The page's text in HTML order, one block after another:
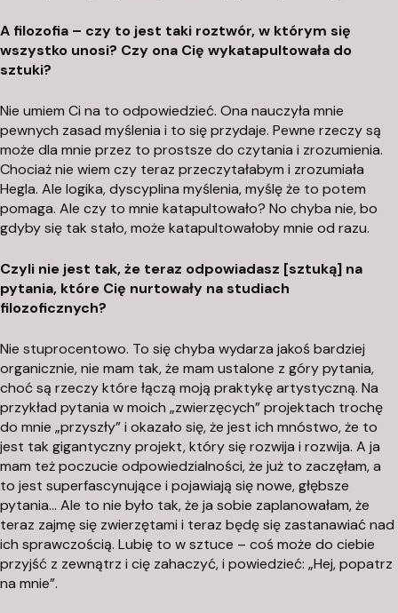
A filozofia – czy to jest taki roztwór, w którym się
wszystko unosi? Czy ona Cię wykatapultowała do
sztuki?
Nie umiem Ci na to odpowiedzieć. Ona nauczyła mnie
pewnych zasad myślenia i to się przydaje. Pewne rzeczy są
może dla mnie przez to prostsze do czytania i zrozumienia.
Chociaż nie wiem czy teraz przeczytałabym i zrozumiała
Hegla. Ale logika, dyscyplina myślenia, myślę że to potem
pomaga. Ale czy to mnie katapultowało? No chyba nie, bo
gdyby się tak stało, może katapultowałoby mnie od razu.
Czyli nie jest tak, że teraz odpowiadasz [sztuką] na
pytania, które Cię nurtowały na studiach
filozoficznych?
Nie stuprocentowo. To się chyba wydarza jakoś bardziej
organicznie, nie mam tak, że mam ustalone z góry pytania,
choć są rzeczy które łączą moją praktykę artystyczną. Na
przykład pytania w moich „zwierzęcych” projektach trochę
do mnie „przyszły” i okazało się, że jest ich mnóstwo, że to
jest tak gigantyczny projekt, który się rozwija i rozwija. A ja
mam też poczucie odpowiedzialności, że już to zaczęłam, a
to jest superfascynujące i pojawiają się nowe, głębsze
pytania… Ale to nie było tak, że ja sobie zaplanowałam, że
teraz zajmę się zwierzętami i teraz będę się zastanawiać nad
ich sprawczością. Lubię to w sztuce – coś może do ciebie
przyjść z zewnątrz i cię zahaczyć, i powiedzieć: „Hej, popatrz
na mnie”.